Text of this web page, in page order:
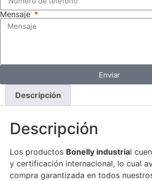
Mensaje
Enviar
Descripción
Descripción
Los productos Bonelly industrial
y certificación internacional, lo cual
compra garantizada en todos